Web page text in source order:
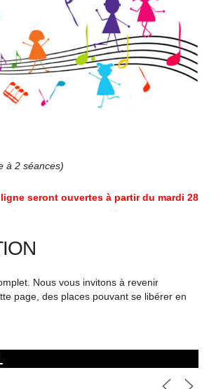
à 2 séances)
seront ouvertes à partir du mardi 28
Nous vous invitons à revenir
page, des places pouvant se libérer en